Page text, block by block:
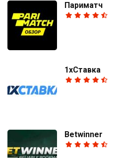
Париматч
1хСтавка
Betwinner